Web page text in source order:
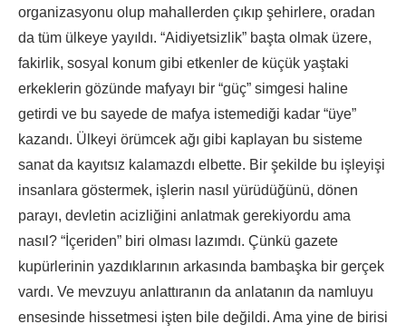
organizasyonu olup mahallerden çıkıp şehirlere, oradan
da tüm ülkeye yayıldı. “Aidiyetsizlik” başta olmak üzere,
fakirlik, sosyal konum gibi etkenler de küçük yaştaki
erkeklerin gözünde mafyayı bir “güç” simgesi haline
getirdi ve bu sayede de mafya istemediği kadar “üye”
kazandı. Ülkeyi örümcek ağı gibi kaplayan bu sisteme
sanat da kayıtsız kalamazdı elbette. Bir şekilde bu işleyişi
insanlara göstermek, işlerin nasıl yürüdüğünü, dönen
parayı, devletin acizliğini anlatmak gerekiyordu ama
nasıl? “İçeriden” biri olması lazımdı. Çünkü gazete
kupürlerinin yazdıklarının arkasında bambaşka bir gerçek
vardı. Ve mevzuyu anlattıranın da anlatanın da namluyu
ensesinde hissetmesi işten bile değildi. Ama yine de birisi